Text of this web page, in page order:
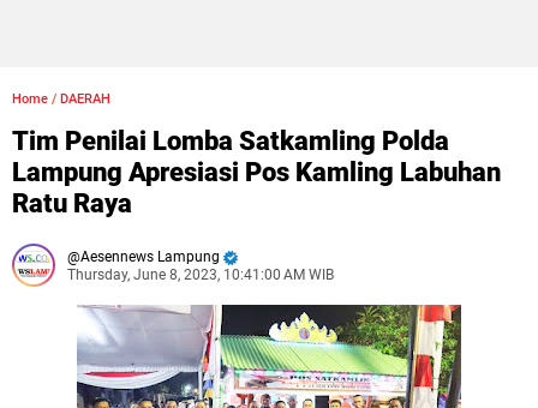
Home / DAERAH
Tim Penilai Lomba Satkamling Polda
Lampung Apresiasi Pos Kamling Labuhan
Ratu Raya
Aesennews Lampung
Thursday, June 8, 2023, 10:41:00 AM WIB